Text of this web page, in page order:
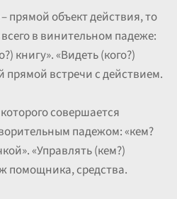
прямой объект действия, то
в винительном падеже:
книгу». «Видеть (кого?)
прямой встречи с действием.
совершается
падежом: «кем?
«Управлять (кем?)
помощника, средства.